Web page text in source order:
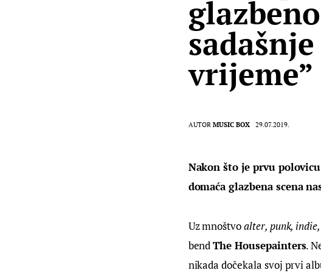
vrijeme”
AUTOR MUSIC BOX 29.07.2019.
Nakon što je prvu
domaća glazbena scena
Uz mnoštvo alter, punk,
bend The Housepainters.
nikada dočekala svoj prvi